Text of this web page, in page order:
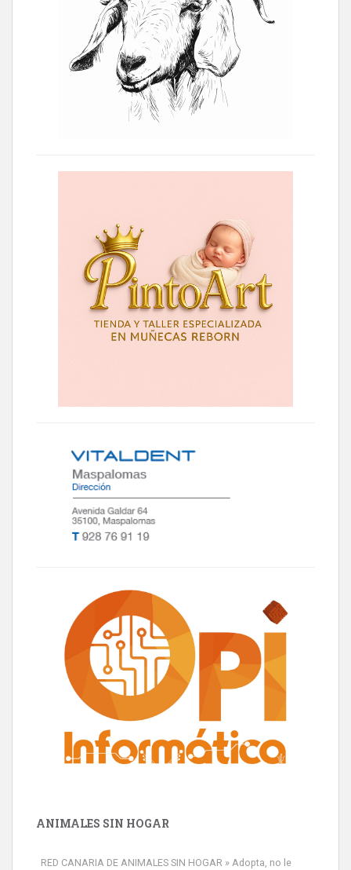
ANIMALES SIN HOGAR
RED CANARIA DE ANIMALES SIN HOGAR » Adopta, no le